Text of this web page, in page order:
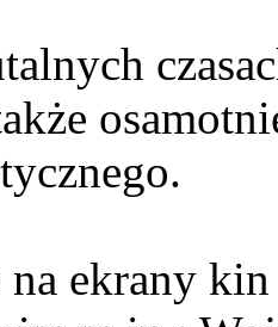
ekrany